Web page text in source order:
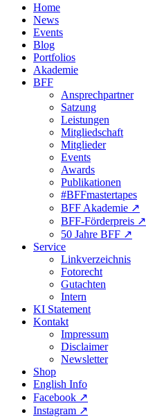
Home
News
Events
Blog
Portfolios
Akademie
BFF
Ansprechpartner
Satzung
Leistungen
Mitgliedschaft
Mitglieder
Events
Awards
Publikationen
#BFFmastertapes
BFF Akademie ↗︎
BFF-Förderpreis ↗︎
50 Jahre BFF ↗︎
Service
Linkverzeichnis
Fotorecht
Gutachten
Intern
KI Statement
Kontakt
Impressum
Disclaimer
Newsletter
Shop
English Info
Facebook ↗︎
Instagram ↗︎